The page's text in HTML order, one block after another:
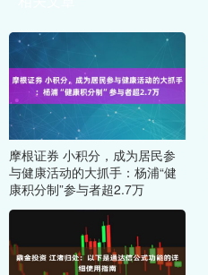
摩根证券 小积分，成为居民参
与健康活动的大抓手：杨浦“健
康积分制”参与者超2.7万